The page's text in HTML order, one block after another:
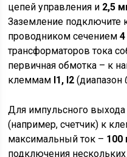
цепей управления и 2,5
Заземление подключите
проводником сечением
трансформаторов тока
первичная обмотка – к
клеммам I1, I2 (диапазон
Для импульсного выхода
(например, счетчик) к
максимальный ток – 100
подключения